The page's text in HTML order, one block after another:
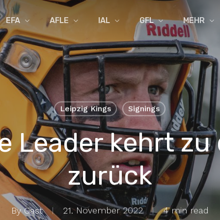
EFA AFLE IAL GFL MEHR
Leipzig Kings Signings
Leader kehrt
zurück
By Gast 21. November 2022 4 min read